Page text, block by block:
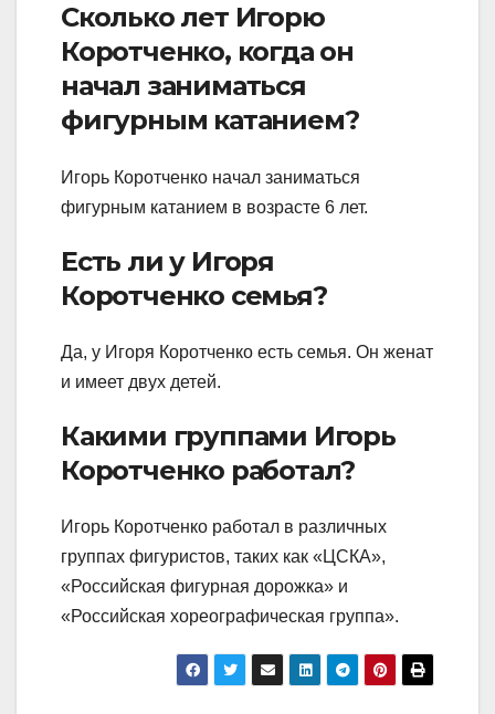
Сколько лет Игорю
Коротченко, когда он
начал заниматься
фигурным катанием?
Игорь Коротченко начал заниматься
фигурным катанием в возрасте 6 лет.
Есть ли у Игоря
Коротченко семья?
Да, у Игоря Коротченко есть семья. Он женат
и имеет двух детей.
Какими группами Игорь
Коротченко работал?
Игорь Коротченко работал в различных
группах фигуристов, таких как «ЦСКА»,
«Российская фигурная дорожка» и
«Российская хореографическая группа».